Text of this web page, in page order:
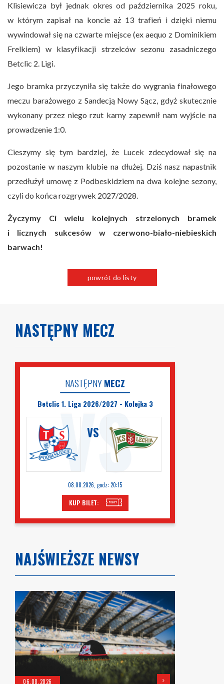
Klisiewicza był jednak okres od października 2025 roku,
w którym zapisał na koncie aż 13 trafień i dzięki niemu
wywindował się na czwarte miejsce (ex aequo z Dominikiem
Frelkiem) w klasyfikacji strzelców sezonu zasadniczego
Betclic 2. Ligi.
Jego bramka przyczyniła się także do wygrania finałowego
meczu barażowego z Sandecją Nowy Sącz, gdyż skutecznie
wykonany przez niego rzut karny zapewnił nam wyjście na
prowadzenie 1:0.
Cieszymy się tym bardziej, że Lucek zdecydował się na
pozostanie w naszym klubie na dłużej. Dziś nasz napastnik
przedłużył umowę z Podbeskidziem na dwa kolejne sezony,
czyli do końca rozgrywek 2027/2028.
Życzymy Ci wielu kolejnych strzelonych bramek
i licznych sukcesów w czerwono-biało-niebieskich
barwach!
powrót do listy
NASTĘPNY MECZ
NASTĘPNYMECZ
Betclic 1. Liga 2026/2027 - Kolejka 3
VS
08.08.2026, godz: 20:15
KUP BILET:
NAJŚWIEŻSZE NEWSY
06.08.2026